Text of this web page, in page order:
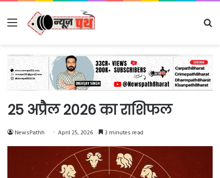
Menu
25 अप्रैल 2026 का राशिफल
NewsPathh April 25, 2026 3 minutes read